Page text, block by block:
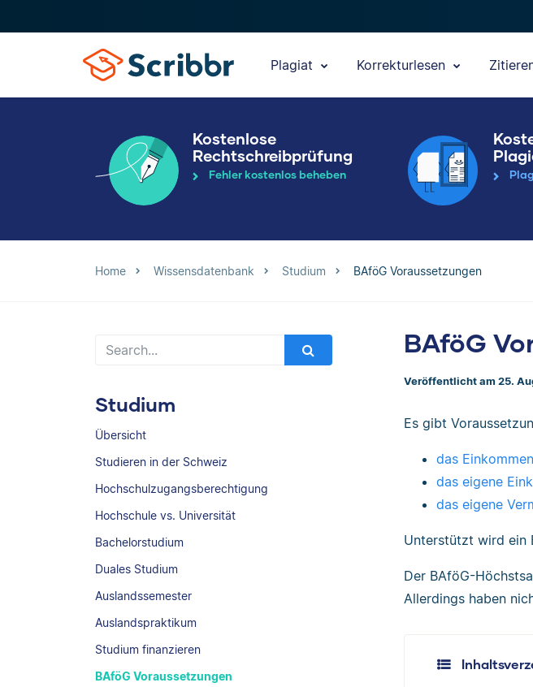
Plagiat Korrekturlesen
Kostenlose
Rechtschreibprüfung
Fehler kostenlos beheben
Home Wissensdatenbank Studium BAföG Voraussetzungen
Studium
Übersicht
Studieren in der Schweiz
Hochschulzugangsberechtigung
Hochschule vs. Universität
Bachelorstudium
Duales Studium
Auslandssemester
Auslandspraktikum
Studium finanzieren
BAföG Voraussetzungen
BAföG
Veröffentlicht am 25.
Es gibt
das
das eigene
das eigene
Unterstützt wird ein
Der BAföG-
Allerdings haben